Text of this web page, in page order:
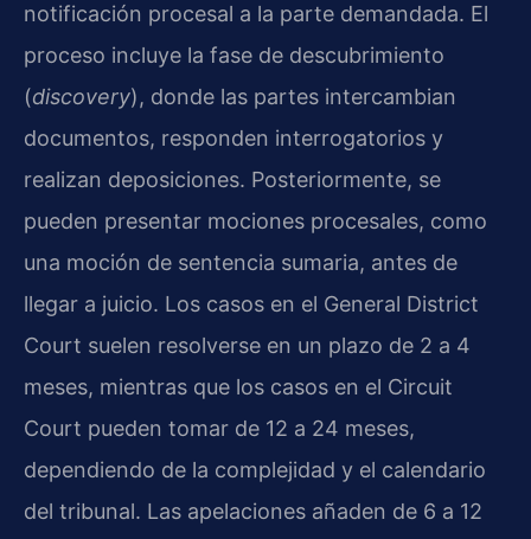
notificación procesal a la parte demandada. El
proceso incluye la fase de descubrimiento
(discovery), donde las partes intercambian
documentos, responden interrogatorios y
realizan deposiciones. Posteriormente, se
pueden presentar mociones procesales, como
una moción de sentencia sumaria, antes de
llegar a juicio. Los casos en el General District
Court suelen resolverse en un plazo de 2 a 4
meses, mientras que los casos en el Circuit
Court pueden tomar de 12 a 24 meses,
dependiendo de la complejidad y el calendario
del tribunal. Las apelaciones añaden de 6 a 12